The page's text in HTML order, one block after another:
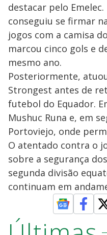
destacar pelo
conseguiu se firmar
jogos com a camisa
marcou cinco gols e
mesmo ano.
Posteriormente,
Strongest antes de
futebol do Equador.
Mushuc Runa e, em
Portoviejo, onde
O atentado contra o
sobre a segurança
segunda divisão
continuam em